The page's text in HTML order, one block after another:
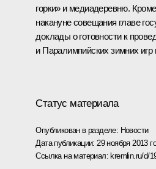
горки» и медиадеревню.
накануне совещания главе
доклады о готовности к
и Паралимпийских зимних игр
Статус материала
Опубликован в разделе: Новости
Дата публикации: 29 ноября 2013
Ссылка на материал: kremlin.ru/d/